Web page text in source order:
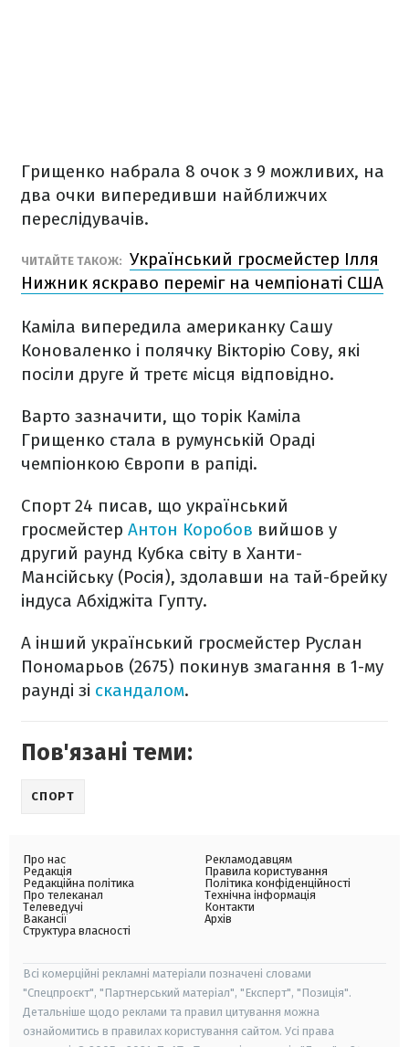
Грищенко набрала 8 очок з 9 можливих, на
два очки випередивши найближчих
переслідувачів.
ЧИТАЙТЕ ТАКОЖ: Український гросмейстер Ілля
Нижник яскраво переміг на чемпіонаті США
Каміла випередила американку Сашу
Коноваленко і полячку Вікторію Сову, які
посіли друге й третє місця відповідно.
Варто зазначити, що торік Каміла
Грищенко стала в румунській Ораді
чемпіонкою Європи в рапіді.
Спорт 24 писав, що український
гросмейстер Антон Коробов вийшов у
другий раунд Кубка світу в Ханти-
Мансійську (Росія), здолавши на тай-брейку
індуса Абхіджіта Гупту.
А інший український гросмейстер Руслан
Пономарьов (2675) покинув змагання в 1-му
раунді зі скандалом.
Пов'язані теми:
СПОРТ
Про нас
Редакція
Редакційна політика
Про телеканал
Телеведучі
Вакансії
Структура власності
Рекламодавцям
Правила користування
Політика конфіденційності
Технічна інформація
Контакти
Архів
Всі комерційні рекламні матеріали позначені словами
"Спецпроєкт", "Партнерський матеріал", "Експерт", "Позиція".
Детальніше щодо реклами та правил цитування можна
ознайомитись в правилах користування сайтом. Усі права